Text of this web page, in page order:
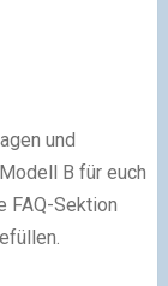
und
B für euch
FAQ-Sektion